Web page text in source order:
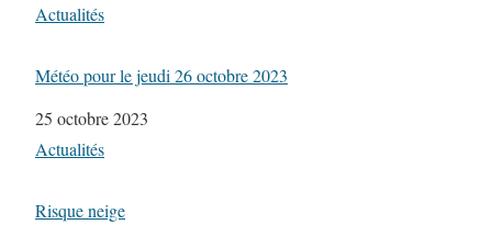
Par rapport à
Actualités
Météo pour le jeudi 26 octobre 2023
Date
25 octobre 2023
Par rapport à
Actualités
Risque neige